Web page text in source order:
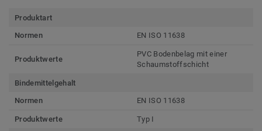
Produktart
Normen
EN ISO 11638
Produktwerte
PVC Bodenbelag mit einer
Schaumstoffschicht
Bindemittelgehalt
Normen
EN ISO 11638
Produktwerte Typ I